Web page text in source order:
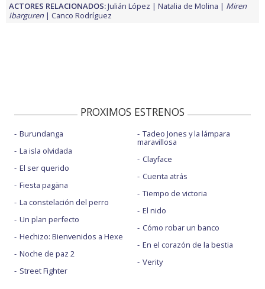
ACTORES RELACIONADOS:Julián López Natalia de Molina
Miren
Ibarguren
Canco Rodríguez
PROXIMOS ESTRENOS
Burundanga
La isla olvidada
El ser querido
Fiesta pagäna
La constelación del perro
Un plan perfecto
Hechizo: Bienvenidos a Hexe
Noche de paz 2
Street Fighter
Tadeo Jones y la lámpara
maravillosa
Clayface
Cuenta atrás
Tiempo de victoria
El nido
Cómo robar un banco
En el corazón de la bestia
Verity